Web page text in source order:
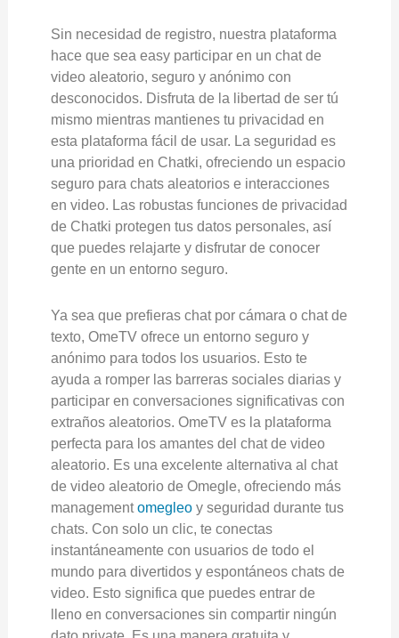
Sin necesidad de registro, nuestra plataforma
hace que sea easy participar en un chat de
video aleatorio, seguro y anónimo con
desconocidos. Disfruta de la libertad de ser tú
mismo mientras mantienes tu privacidad en
esta plataforma fácil de usar. La seguridad es
una prioridad en Chatki, ofreciendo un espacio
seguro para chats aleatorios e interacciones
en video. Las robustas funciones de privacidad
de Chatki protegen tus datos personales, así
que puedes relajarte y disfrutar de conocer
gente en un entorno seguro.
Ya sea que prefieras chat por cámara o chat de
texto, OmeTV ofrece un entorno seguro y
anónimo para todos los usuarios. Esto te
ayuda a romper las barreras sociales diarias y
participar en conversaciones significativas con
extraños aleatorios. OmeTV es la plataforma
perfecta para los amantes del chat de video
aleatorio. Es una excelente alternativa al chat
de video aleatorio de Omegle, ofreciendo más
managementomegleoy seguridad durante tus
chats. Con solo un clic, te conectas
instantáneamente con usuarios de todo el
mundo para divertidos y espontáneos chats de
video. Esto significa que puedes entrar de
lleno en conversaciones sin compartir ningún